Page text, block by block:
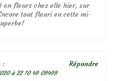
en fleurs chez elle hier, sur
tout fleuri en cette mi-
:
à 22 10 49 09499
Répondre